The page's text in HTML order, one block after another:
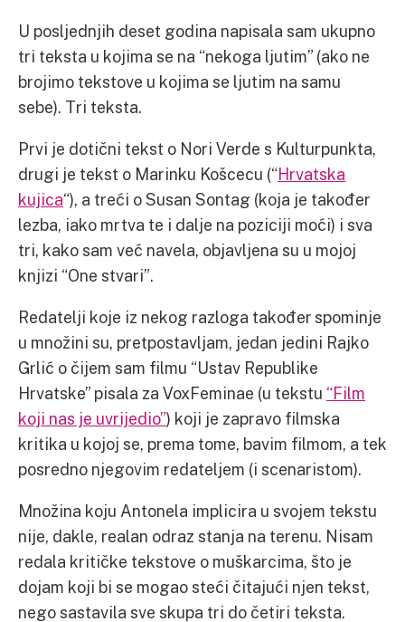
U posljednjih deset godina napisala sam ukupno
tri teksta u kojima se na “nekoga ljutim” (ako ne
brojimo tekstove u kojima se ljutim na samu
sebe). Tri teksta.
Prvi je dotični tekst o Nori Verde s Kulturpunkta,
drugi je tekst o Marinku Košcecu (“Hrvatska
kujica“), a treći o Susan Sontag (koja je također
lezba, iako mrtva te i dalje na poziciji moći) i sva
tri, kako sam već navela, objavljena su u mojoj
knjizi “One stvari”.
Redatelji koje iz nekog razloga također spominje
u množini su, pretpostavljam, jedan jedini Rajko
Grlić o čijem sam filmu “Ustav Republike
Hrvatske” pisala za VoxFeminae (u tekstu “Film
koji nas je uvrijedio”) koji je zapravo filmska
kritika u kojoj se, prema tome, bavim filmom, a tek
posredno njegovim redateljem (i scenaristom).
Množina koju Antonela implicira u svojem tekstu
nije, dakle, realan odraz stanja na terenu. Nisam
redala kritičke tekstove o muškarcima, što je
dojam koji bi se mogao steći čitajući njen tekst,
nego sastavila sve skupa tri do četiri teksta.